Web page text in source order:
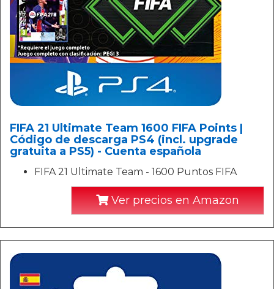
FIFA 21 Ultimate Team 1600 FIFA Points |
Código de descarga PS4 (incl. upgrade
gratuita a PS5) - Cuenta española
FIFA 21 Ultimate Team - 1600 Puntos FIFA
Ver precios en Amazon